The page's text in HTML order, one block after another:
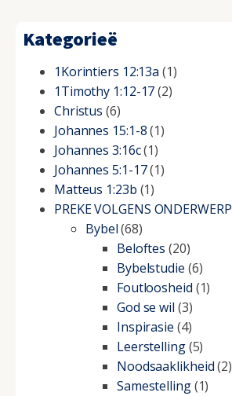
Kategorieë
1Korintiers 12:13a (1)
1Timothy 1:12-17(2)
Christus (6)
Johannes 15:1-8(1)
Johannes 3:16c(1)
Johannes 5:1-17(1)
Matteus 1:23b (1)
PREKE VOLGENS ONDERWERP
Bybel(68)
Beloftes (20)
Bybelstudie (6)
Foutloosheid (1)
God se wil (3)
Inspirasie (4)
Leerstelling(5)
Noodsaaklikheid(2)
Samestelling(1)